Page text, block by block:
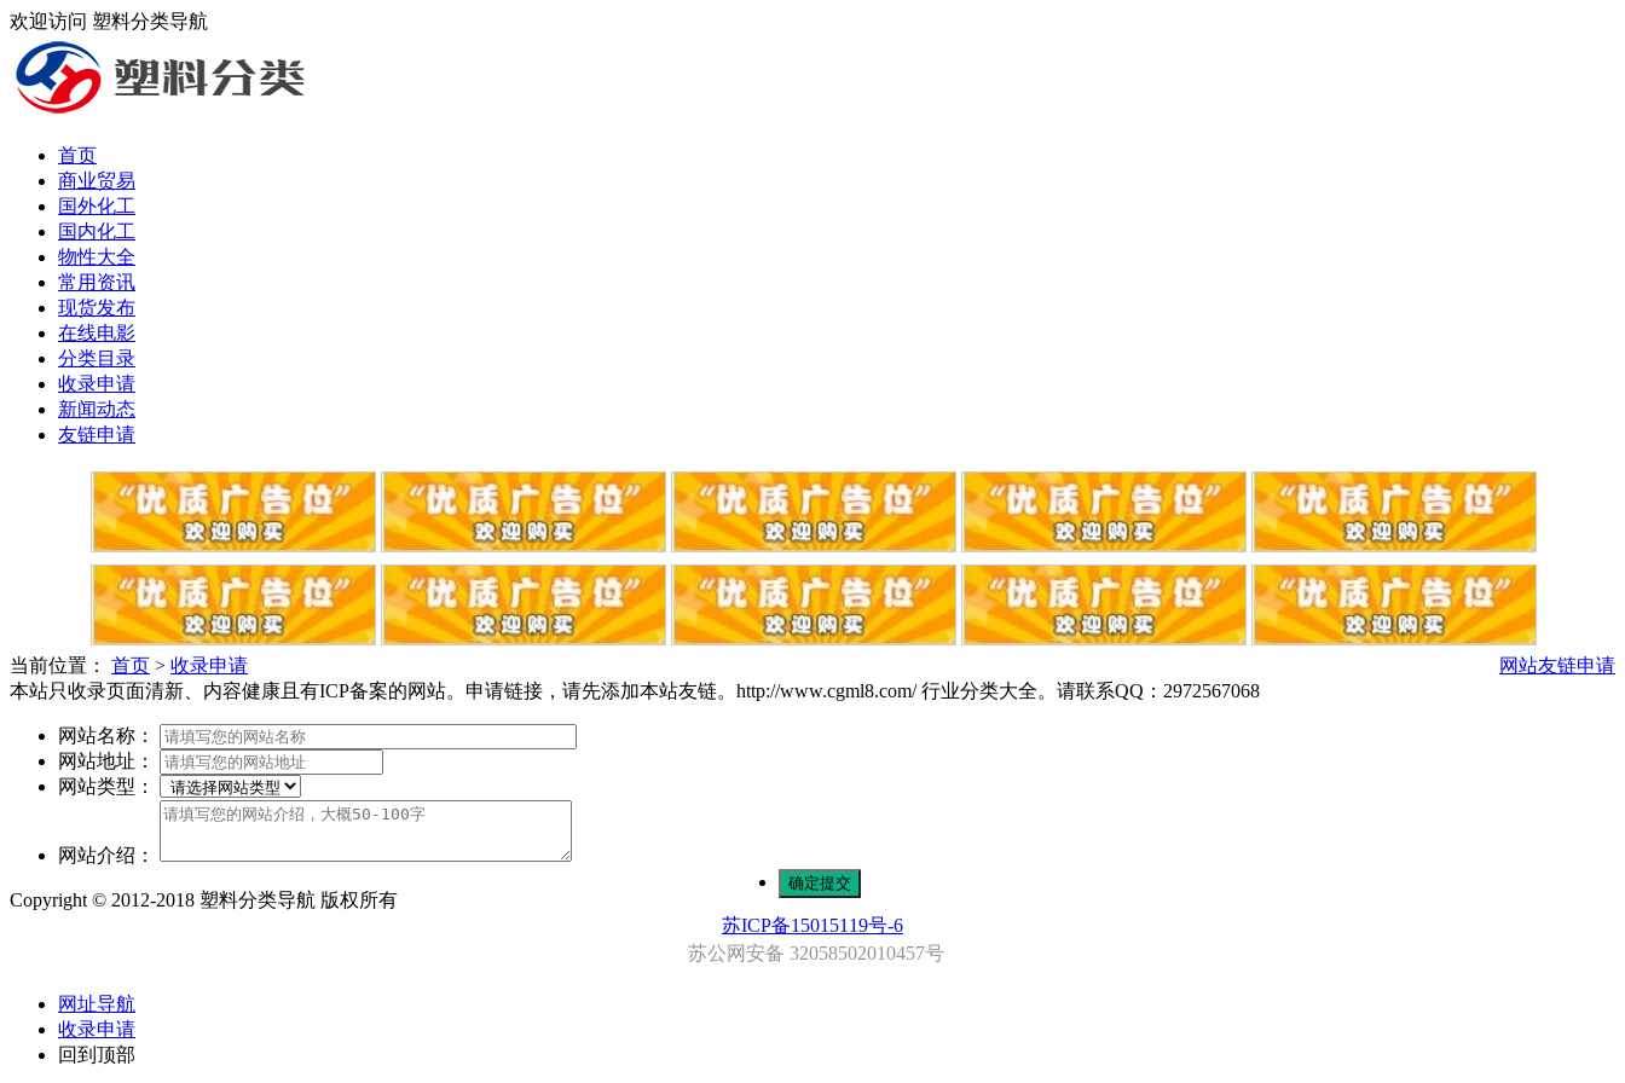
欢迎访问 塑料分类导航
首页
商业贸易
国外化工
国内化工
物性大全
常用资讯
现货发布
在线电影
分类目录
收录申请
新闻动态
友链申请
当前位置： 首页 > 收录申请
网站友链申请
本站只收录页面清新、内容健康且有ICP备案的网站。申请链接，请先添加本站友链。http://www.cgml8.com/ 行业分类大全。请联系QQ：2972567068
网站名称：
网站地址：
网站类型：
网站介绍：
确定提交
Copyright © 2012-2018 塑料分类导航 版权所有
苏ICP备15015119号-6
苏公网安备 32058502010457号
网址导航
收录申请
回到顶部